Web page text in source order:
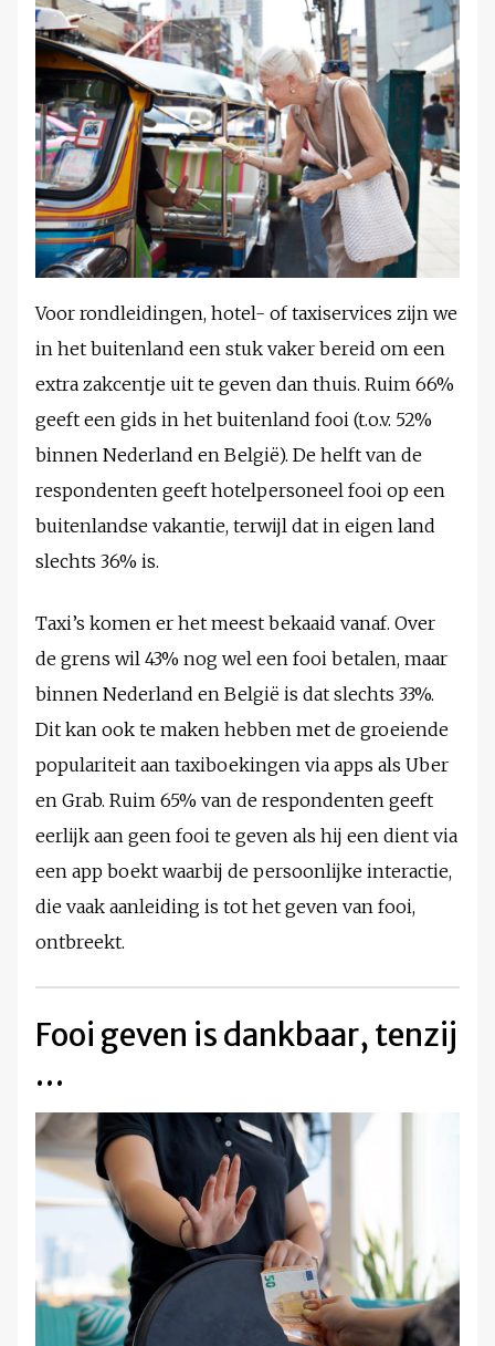
Voor rondleidingen, hotel- of taxiservices zijn we
in het buitenland een stuk vaker bereid om een
extra zakcentje uit te geven dan thuis. Ruim 66%
geeft een gids in het buitenland fooi (t.o.v. 52%
binnen Nederland en België). De helft van de
respondenten geeft hotelpersoneel fooi op een
buitenlandse vakantie, terwijl dat in eigen land
slechts 36% is.
Taxi’s komen er het meest bekaaid vanaf. Over
de grens wil 43% nog wel een fooi betalen, maar
binnen Nederland en België is dat slechts 33%.
Dit kan ook te maken hebben met de groeiende
populariteit aan taxiboekingen via apps als Uber
en Grab. Ruim 65% van de respondenten geeft
eerlijk aan geen fooi te geven als hij een dient via
een app boekt waarbij de persoonlijke interactie,
die vaak aanleiding is tot het geven van fooi,
ontbreekt.
Fooi geven is dankbaar, tenzij
…